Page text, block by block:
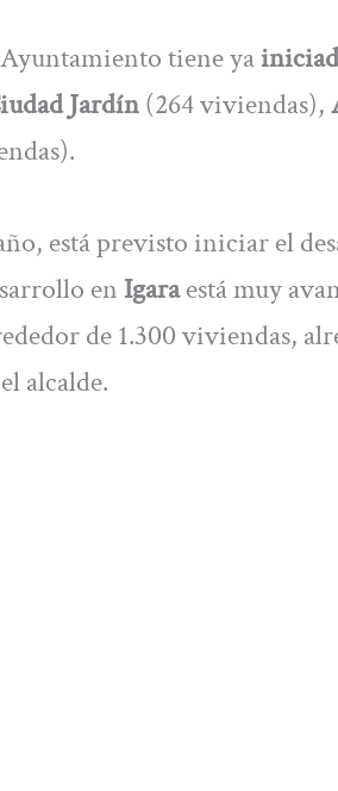
tiene ya
Jardín(264 viviendas),
está previsto iniciar el
en Igaraestá muy
de 1.300 viviendas,
alcalde.